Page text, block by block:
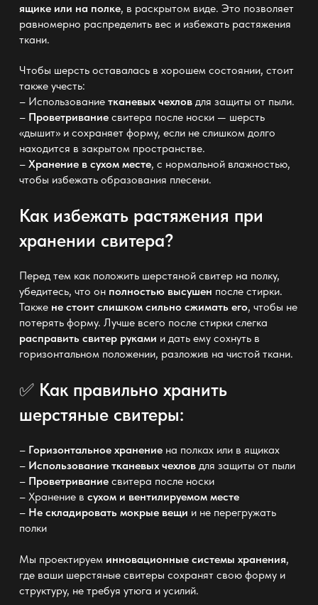
ящике или на полке, в раскрытом виде. Это позволяет
равномерно распределить вес и избежать растяжения
ткани.
Чтобы шерсть оставалась в хорошем состоянии, стоит
также учесть:
– Использование тканевых чехловдля защиты от пыли.
– Проветриваниесвитера после носки — шерсть
«дышит» и сохраняет форму, если не слишком долго
находится в закрытом пространстве.
– Хранение в сухом месте, с нормальной влажностью,
чтобы избежать образования плесени.
Как избежать растяжения при
хранении свитера?
Перед тем как положить шерстяной свитер на полку,
убедитесь, что он полностью высушен после стирки.
Также не стоит слишком сильно сжимать его, чтобы не
потерять форму. Лучше всего после стирки слегка
расправить свитер руками и дать ему сохнуть в
горизонтальном положении, разложив на чистой ткани.
✅ Как правильно хранить
шерстяные свитеры:
– Горизонтальное хранениена полках или в ящиках
– Использование тканевых чехловдля защиты от пыли
– Проветриваниесвитера после носки
– Хранение в сухом и вентилируемом месте
– Не складировать мокрые вещи и не перегружать
полки
Мы проектируем инновационные системы хранения,
где ваши шерстяные свитеры сохранят свою форму и
структуру, не требуя утюга и усилий.